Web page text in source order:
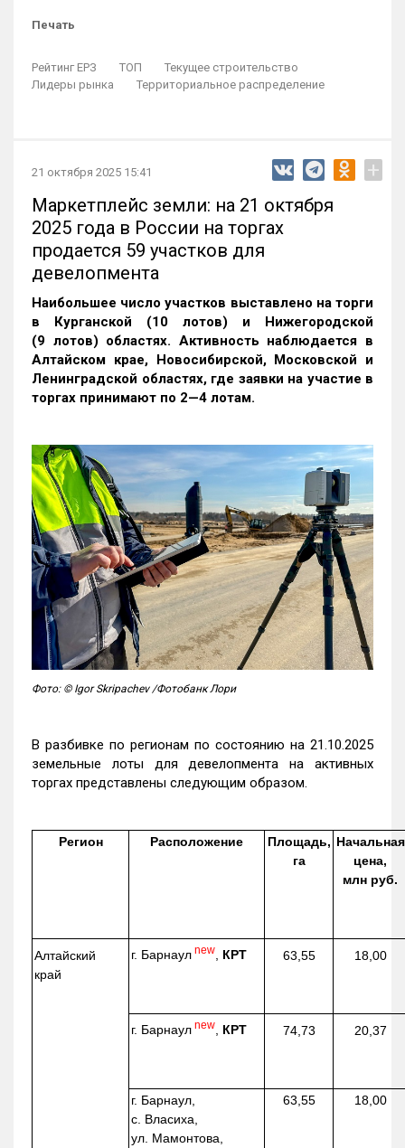
Печать
Рейтинг ЕРЗ ТОП
Текущее строительство
Лидеры рынка
Территориальное распределение
21 октября 2025 15:41 +
Маркетплейс земли: на 21 октября
2025 года в России на торгах
продается 59 участков для
девелопмента
Наибольшее число участков выставлено на торги
в Курганской (10 лотов) и Нижегородской
(9 лотов) областях. Активность наблюдается в
Алтайском крае, Новосибирской, Московской и
Ленинградской областях, где заявки на участие в
торгах принимают по 2—4 лотам.
Фото: © Igor Skripachev /Фотобанк Лори
В разбивке по регионам по состоянию на 21.10.2025
земельные лоты для девелопмента на активных
торгах представлены следующим образом.
Регион Расположение
Площадь,
га
Начальная
цена,
млн руб.
Алтайский
край
г. Барнаул new, КРТ 63,55 18,00
г. Барнаул new, КРТ 74,73 20,37
г. Барнаул,
с. Власиха,
ул. Мамонтова,
63,55 18,00